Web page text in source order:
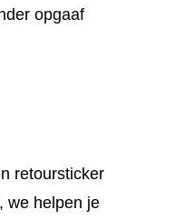
opgaaf
retoursticker
we helpen je